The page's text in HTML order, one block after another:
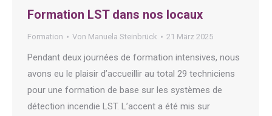
Formation LST dans nos locaux
Formation Von Manuela Steinbrück 21 März 2025
Pendant deux journées de formation intensives, nous
avons eu le plaisir d’accueillir au total 29 techniciens
pour une formation de base sur les systèmes de
détection incendie LST. L’accent a été mis sur